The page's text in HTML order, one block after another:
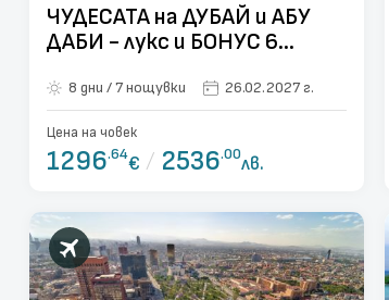
ЧУДЕСАТА на ДУБАЙ и АБУ
ДАБИ - лукс и БОНУС 6
такси - от Варна
8 дни / 7 нощувки 26.02.2027 г.
Цена на човек
1296.64€ / 2536.00лв.